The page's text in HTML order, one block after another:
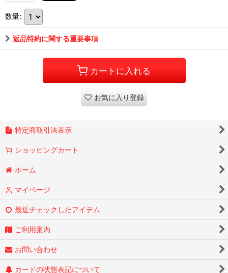
数量:
返品特約に関する重要事項
カートに入れる
お気に入り登録
特定商取引法表示
ショッピングカート
ホーム
マイページ
最近チェックしたアイテム
ご利用案内
お問い合わせ
カードの状態表記について